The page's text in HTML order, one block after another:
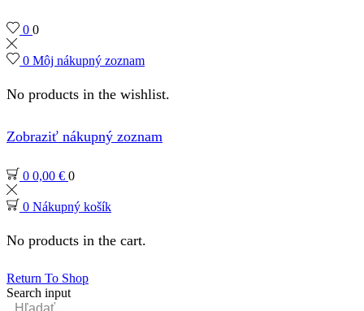
0 0
0 Môj nákupný zoznam
No products in the wishlist.
Zobraziť nákupný zoznam
0 0,00 € 0
0 Nákupný košík
No products in the cart.
Return To Shop
Search input